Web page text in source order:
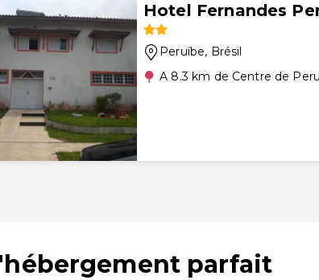
Hotel Fernandes
Peruíbe, Brésil
A 8.3 km de Centre de
parfait